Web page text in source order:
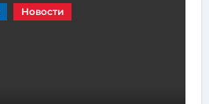
Новости